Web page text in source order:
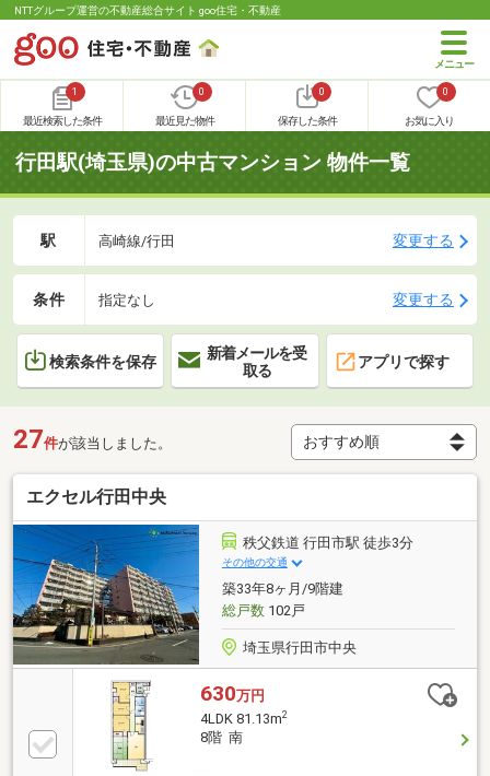
NTTグループ運営の不動産総合サイト goo住宅・不動産
1
最近検索した条件
0
最近見た物件
0
保存した条件
0
お気に入り
行田駅(埼玉県)の中古マンション 物件一覧
駅 高崎線/行田 変更する
条件 指定なし 変更する
検索条件を保存
新着メールを受
取る
アプリで探す
27件が該当しました。
エクセル行田中央
秩父鉄道 行田市駅 徒歩3分
その他の交通
築33年8ヶ月/9階建
総戸数102戸
埼玉県行田市中央
630万円
4LDK 81.13m2
8階 南